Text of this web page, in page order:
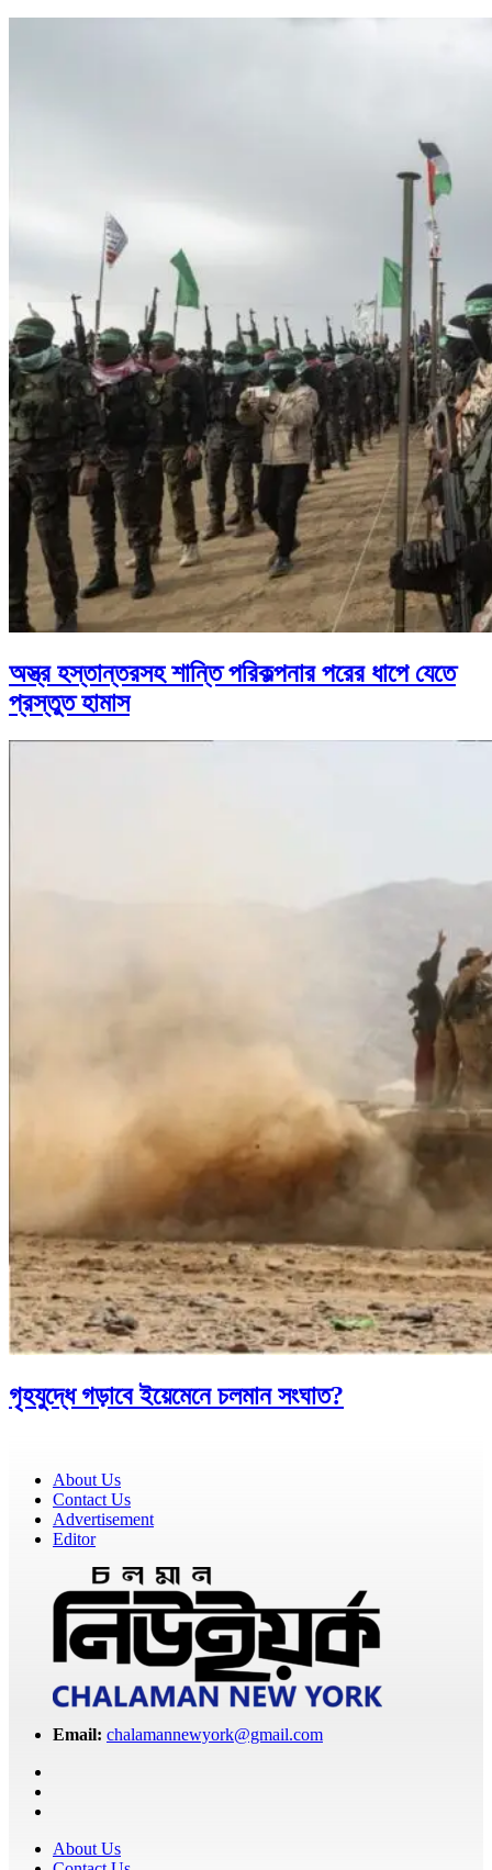
অস্ত্র হস্তান্তরসহ শান্তি পরিকল্পনার পরের ধাপে যেতে
প্রস্তুত হামাস
গৃহযুদ্ধে গড়াবে ইয়েমেনে চলমান সংঘাত?
About Us
Contact Us
Advertisement
Editor
Email: chalamannewyork@gmail.com
About Us